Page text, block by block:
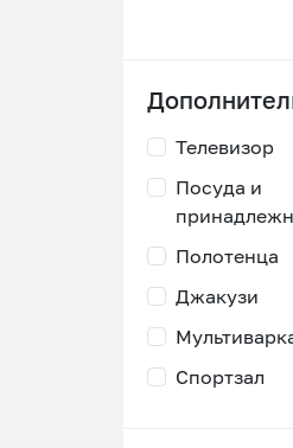
Телевизор
Посуда и
Полотенца
Джакузи
Спортзал